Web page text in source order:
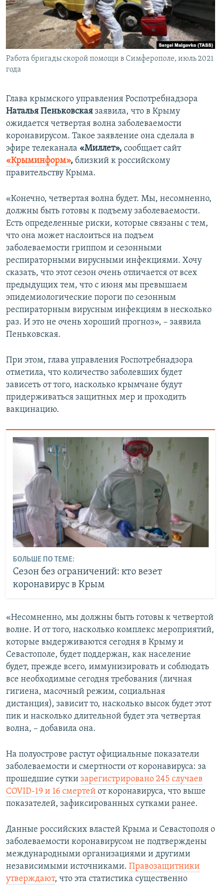
ПОБЕДИТЕЛЕЙ НЕ СУДЯТ?
КРЫМ.НЕПОКОРЕННЫЙ
ELIFBE
УКРАИНСКАЯ ПРОБЛЕМА КРЫМА
ПРИСОЕДИНЯЙТЕСЬ!
Все сайты RFE/RL
Работа бригады скорой помощи в Симферополе, июль 2021
года
Глава крымского управления Роспотребнадзора
Наталья Пеньковская заявила, что в Крыму
ожидается четвертая волна заболеваемости
коронавирусом. Такое заявление она сделала в
эфире телеканала «Миллет», сообщает сайт
«Крыминформ», близкий к российскому
правительству Крыма.
«Конечно, четвертая волна будет. Мы, несомненно,
должны быть готовы к подъему заболеваемости.
Есть определенные риски, которые связаны с тем,
что она может наслоиться на подъем
заболеваемости гриппом и сезонными
респираторными вирусными инфекциями. Хочу
сказать, что этот сезон очень отличается от всех
предыдущих тем, что с июня мы превышаем
эпидемиологические пороги по сезонным
респираторным вирусным инфекциям в несколько
раз. И это не очень хороший прогноз», – заявила
Пеньковская.
При этом, глава управления Роспотребнадзора
отметила, что количество заболевших будет
зависеть от того, насколько крымчане будут
придерживаться защитных мер и проходить
вакцинацию.
БОЛЬШЕ ПО ТЕМЕ:
Сезон без ограничений: кто везет
коронавирус в Крым
«Несомненно, мы должны быть готовы к четвертой
волне. И от того, насколько комплекс мероприятий,
которые выдерживаются сегодня в Крыму и
Севастополе, будет поддержан, как население
будет, прежде всего, иммунизировать и соблюдать
все необходимые сегодня требования (личная
гигиена, масочный режим, социальная
дистанция), зависит то, насколько высок будет этот
пик и насколько длительной будет эта четвертая
волна, – добавила она.
На полуострове растут официальные показатели
заболеваемости и смертности от коронавируса: за
прошедшие сутки зарегистрировано 245 случаев
COVID-19 и 16 смертей от коронавируса, что выше
показателей, зафиксированных сутками ранее.
Данные российских властей Крыма и Севастополя о
заболеваемости коронавирусом не подтверждены
международными организациями и другими
независимыми источниками. Правозащитники
утверждают, что эта статистика существенно